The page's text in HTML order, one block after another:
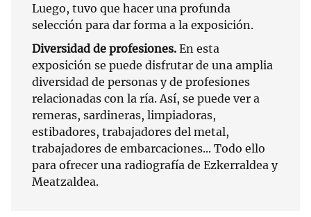
Luego, tuvo que hacer una profunda
selección para dar forma a la exposición.
Diversidad de profesiones. En esta
exposición se puede disfrutar de una amplia
diversidad de personas y de profesiones
relacionadas con la ría. Así, se puede ver a
remeras, sardineras, limpiadoras,
estibadores, trabajadores del metal,
trabajadores de embarcaciones... Todo ello
para ofrecer una radiografía de Ezkerraldea y
Meatzaldea.